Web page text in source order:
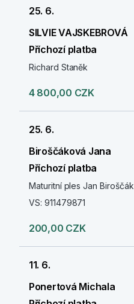
25. 6.
SILVIE VAJSKEBROVÁ
Příchozí platba
Richard Staněk
4 800,00 CZK
25. 6.
Biroščáková Jana
Příchozí platba
Maturitní ples Jan Biroščák
VS: 911479871
200,00 CZK
11. 6.
Ponertová Michala